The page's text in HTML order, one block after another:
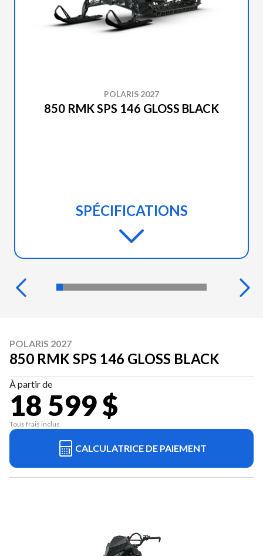
POLARIS 2027
850 RMK SPS 146 GLOSS BLACK
SPÉCIFICATIONS
POLARIS 2027
850 RMK SPS 146 GLOSS BLACK
À partir de
18 599 $
Tous frais inclus
CALCULATRICE DE PAIEMENT